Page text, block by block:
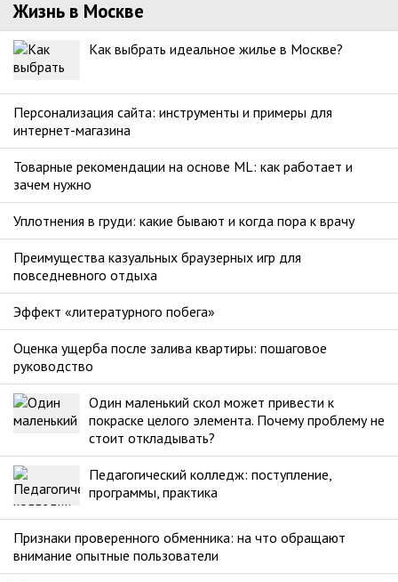
Жизнь в Москве
Как выбрать идеальное жилье в Москве?
Персонализация сайта: инструменты и примеры для
интернет-магазина
Товарные рекомендации на основе ML: как работает и
зачем нужно
Уплотнения в груди: какие бывают и когда пора к врачу
Преимущества казуальных браузерных игр для
повседневного отдыха
Эффект «литературного побега»
Оценка ущерба после залива квартиры: пошаговое
руководство
Один маленький скол может привести к
покраске целого элемента. Почему проблему не
стоит откладывать?
Педагогический колледж: поступление,
программы, практика
Признаки проверенного обменника: на что обращают
внимание опытные пользователи